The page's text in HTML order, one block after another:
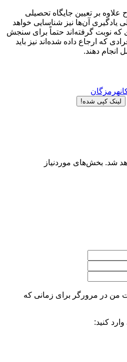
بر تعیین جایگاه تحصیلی
یادگیری آن‌ها نیز شناسایی خواهد
نوبت گرفته‌اند حتماً برای سنجش
که ارجاع داده شده‌اند نیز باید
دهند.
هرمزگان
لینک کپی شده!
شد. بخش‌های موردنیاز
من در مرورگر برای زمانی که
کنید: